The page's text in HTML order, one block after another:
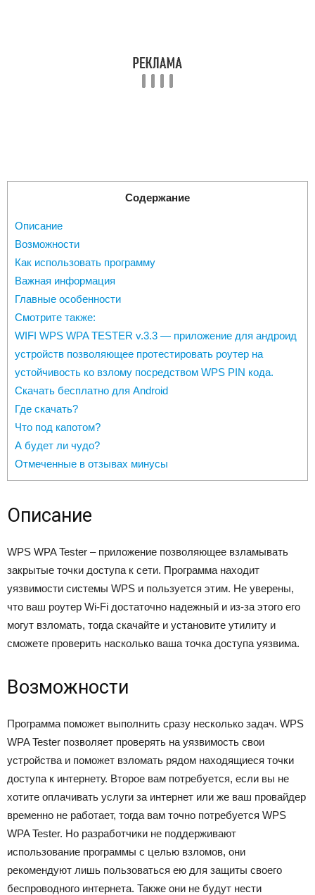
Содержание
Описание
Возможности
Как использовать программу
Важная информация
Главные особенности
Смотрите также:
WIFI WPS WPA TESTER v.3.3 — приложение для андроид
устройств позволяющее протестировать роутер на
устойчивость ко взлому посредством WPS PIN кода.
Скачать бесплатно для Android
Где скачать?
Что под капотом?
А будет ли чудо?
Отмеченные в отзывах минусы
Описание
WPS WPA Tester – приложение позволяющее взламывать
закрытые точки доступа к сети. Программа находит
уязвимости системы WPS и пользуется этим. Не уверены,
что ваш роутер Wi-Fi достаточно надежный и из-за этого его
могут взломать, тогда скачайте и установите утилиту и
сможете проверить насколько ваша точка доступа уязвима.
Возможности
Программа поможет выполнить сразу несколько задач. WPS
WPA Tester позволяет проверять на уязвимость свои
устройства и поможет взломать рядом находящиеся точки
доступа к интернету. Второе вам потребуется, если вы не
хотите оплачивать услуги за интернет или же ваш провайдер
временно не работает, тогда вам точно потребуется WPS
WPA Tester. Но разработчики не поддерживают
использование программы с целью взломов, они
рекомендуют лишь пользоваться ею для защиты своего
беспроводного интернета. Также они не будут нести